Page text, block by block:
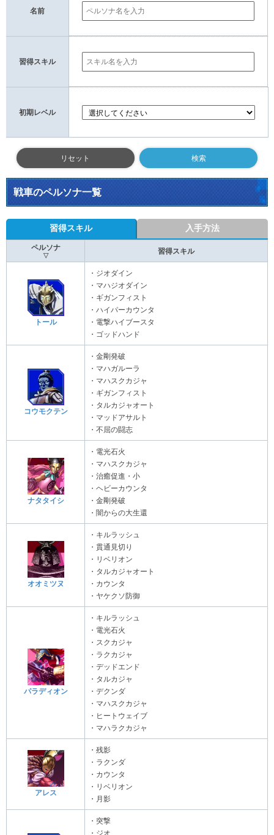
名前
習得スキル
初期レベル
リセット
戦車のペルソナ一覧
習得スキル 入手方法
ペルソナ
▽
習得スキル
トール
・ジオダイン
・マハジオダイン
・ギガンフィスト
・ハイパーカウンタ
・電撃ハイブースタ
・ゴッドハンド
コウモクテン
・金剛発破
・マハガルーラ
・マハスクカジャ
・ギガンフィスト
・タルカジャオート
・マッドアサルト
・不屈の闘志
ナタタイシ
・電光石火
・マハスクカジャ
・治癒促進・小
・ヘビーカウンタ
・金剛発破
・闇からの大生還
オオミツヌ
・キルラッシュ
・貫通見切り
・リベリオン
・タルカジャオート
・カウンタ
・ヤケクソ防御
パラディオン
・キルラッシュ
・電光石火
・スクカジャ
・ラクカジャ
・デッドエンド
・タルカジャ
・デクンダ
・マハスクカジャ
・ヒートウェイブ
・マハラクカジャ
アレス
・残影
・ラクンダ
・カウンタ
・リベリオン
・月影
・突撃
・ジオ